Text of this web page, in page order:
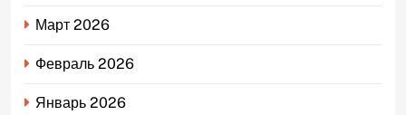
Март 2026
Февраль 2026
Январь 2026